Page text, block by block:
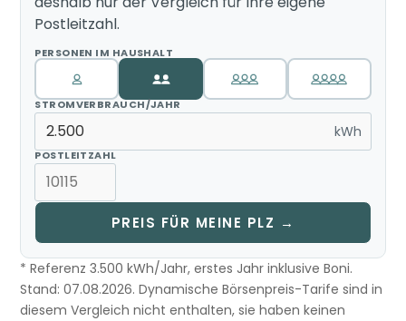
Postleitzahl.
PERSONEN IM HAUSHALT
STROMVERBRAUCH/JAHR
kWh
POSTLEITZAHL
PREIS FÜR MEINE PLZ →
* Referenz 3.500 kWh/Jahr, erstes Jahr inklusive Boni.
Stand: 07.08.2026. Dynamische Börsenpreis-Tarife sind in
diesem Vergleich nicht enthalten, sie haben keinen